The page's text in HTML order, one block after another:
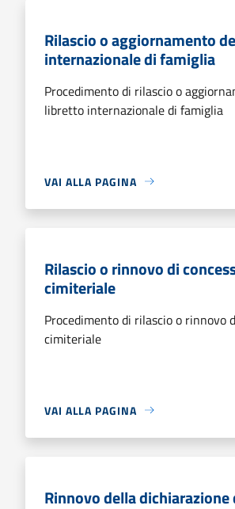
Rilascio o aggiornamento
internazionale di famiglia
Procedimento di rilascio o
libretto internazionale di famiglia
VAI ALLA PAGINA
Rilascio o rinnovo di
cimiteriale
Procedimento di rilascio o rinnovo
cimiteriale
VAI ALLA PAGINA
Rinnovo della